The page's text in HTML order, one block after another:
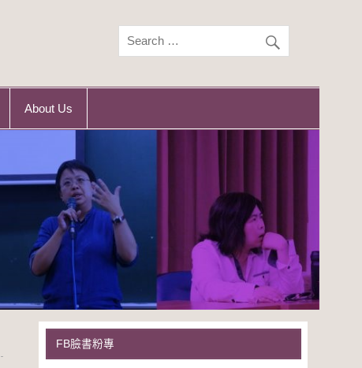
About Us
FB臉書粉專